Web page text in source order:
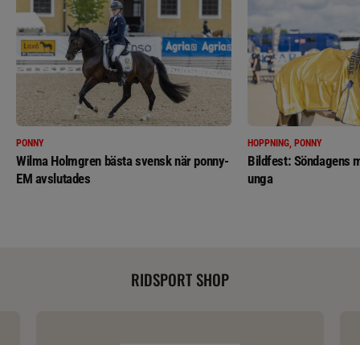
PONNY
Wilma Holmgren bästa svensk när ponny-
EM avslutades
HOPPNING, PONNY
Bildfest: Söndagens
unga
RIDSPORT SHOP